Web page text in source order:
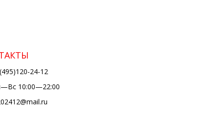
24-12
10:00—22:00